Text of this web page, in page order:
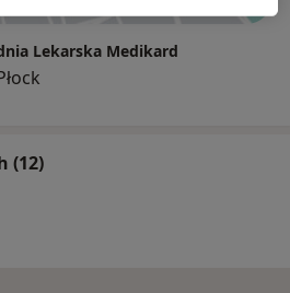
Lekarska Medikard
(12)